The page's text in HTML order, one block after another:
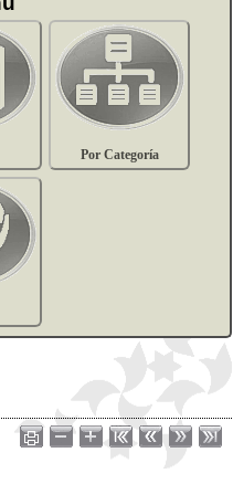
Por Categoría